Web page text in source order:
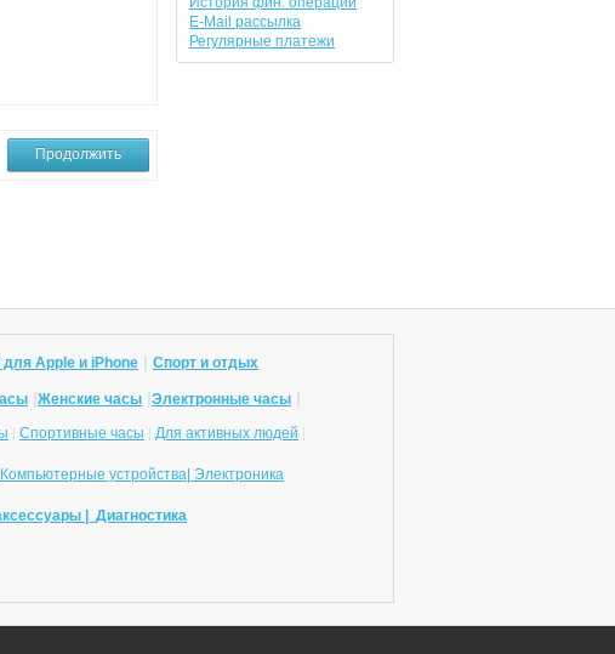
E-Mail рассылка
Регулярные платежи
Продолжить
для Apple и iPhone Спорт и отдых
Женские часы Электронные часы
Спортивные часы Для активных людей
Компьютерные устройства| Электроника
| Диагностика